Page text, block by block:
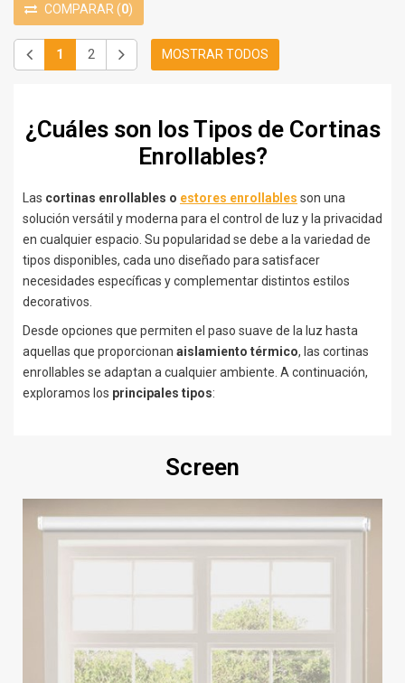
COMPARAR (0)
1 2 MOSTRAR TODOS
¿Cuáles son los Tipos de Cortinas
Enrollables?
Las cortinas enrollables o estores enrollables son una
solución versátil y moderna para el control de luz y la privacidad
en cualquier espacio. Su popularidad se debe a la variedad de
tipos disponibles, cada uno diseñado para satisfacer
necesidades específicas y complementar distintos estilos
decorativos.
Desde opciones que permiten el paso suave de la luz hasta
aquellas que proporcionan aislamiento térmico, las cortinas
enrollables se adaptan a cualquier ambiente. A continuación,
exploramos los principales tipos:
Screen